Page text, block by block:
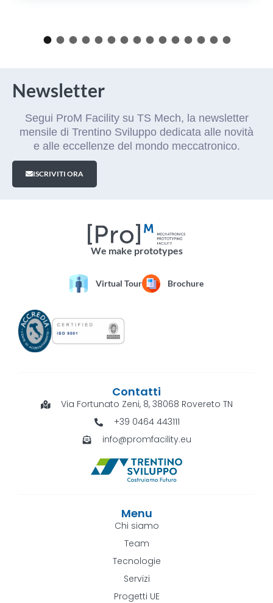
Newsletter
Segui ProM Facility su TS Mech, la newsletter
mensile di Trentino Sviluppo dedicata alle novità
e alle eccellenze del mondo meccatronico.
ISCRIVITI ORA
We make prototypes
Virtual Tour Brochure
Contatti
Via Fortunato Zeni, 8, 38068 Rovereto TN
+39 0464 443111
info@promfacility.eu
Menu
Chi siamo
Team
Tecnologie
Servizi
Progetti UE